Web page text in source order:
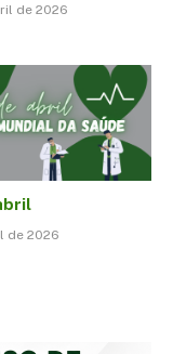
de 2026
de 2026